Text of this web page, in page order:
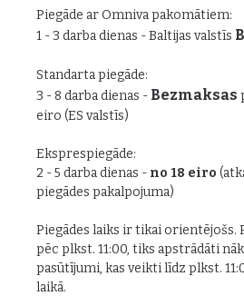
Piegāde ar Omniva pakomātiem:
1 - 3 darba dienas - Baltijas valstīs
Standarta piegāde:
3 - 8 darba dienas - Bezmaksas
eiro (ES valstīs)
Eksprespiegāde:
2 - 5 darba dienas - no 18 eiro
piegādes pakalpojuma)
Piegādes laiks ir tikai orientējošs.
pēc plkst. 11:00, tiks apstrādāti
pasūtījumi, kas veikti līdz plkst.
laikā.